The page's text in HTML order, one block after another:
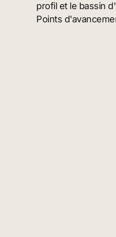
profil et le bassin
Points